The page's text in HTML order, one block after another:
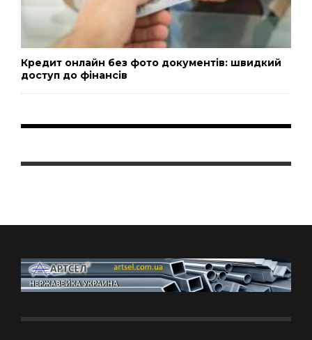
Кредит онлайн без фото документів: швидкий
доступ до фінансів